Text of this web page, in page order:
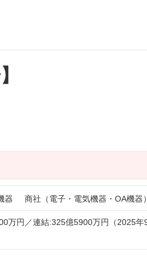
器 商社（電子・電気機器・OA機器）
万円／連結:325億5900万円（2025年9